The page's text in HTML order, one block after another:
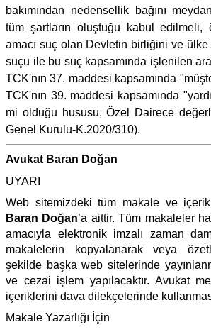
bakımından nedensellik bağını
tüm şartların oluştuğu kabul edilmeli,
amacı suç olan Devletin birliğini ve
suçu ile bu suç kapsamında işlenilen
TCK'nın 37. maddesi kapsamında
TCK'nın 39. maddesi kapsamında
mi olduğu hususu, Özel Dairece
Genel Kurulu-K.2020/310).
Avukat Baran Doğan
UYARI
Web sitemizdeki tüm makale ve
Baran Doğan’a aittir. Tüm makaleler
amacıyla elektronik imzalı zaman
makalelerin kopyalanarak veya
şekilde başka web sitelerinde
ve cezai işlem yapılacaktır. Avukat
içeriklerini dava dilekçelerinde
Makale Yazarlığı İçin